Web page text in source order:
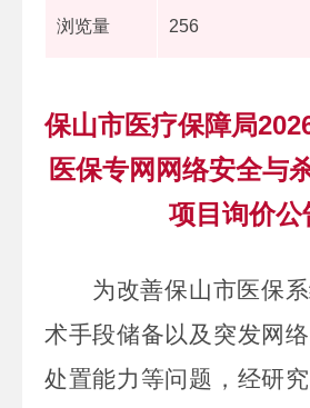
浏览量 256
保山市医疗保障局
医保专网网络安全与
项目询价公
为改善保山市医保
术手段储备以及突发网
处置能力等问题， 经研